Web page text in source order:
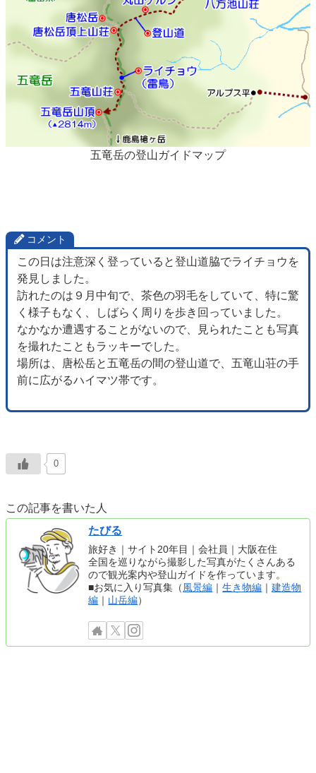
五竜岳の登山ガイドマップ
コメント
この日は注意深く登っていると登山道脇でライチョウを
発見しました。
訪れたのは９月中旬で、茶色の羽毛をしていて、特に驚
く様子もなく、しばらく周りを歩き回っていました。
なかなか遭遇することがないので、見られたことも写真
を撮れたこともラッキーでした。
場所は、唐松岳と五竜岳の間の登山道で、五竜山荘の手
前に広がるハイマツ帯です。
0
この記事を書いた人
たびる
旅好き｜サイト20年目｜会社員｜大阪在住
全国を巡りながら撮影した写真がたくさんある
ので観光案内や登山ガイドを作っています。
■お気に入り写真集（ 風景編 ｜生き物編 ｜建造物
編 ｜ 山岳編）